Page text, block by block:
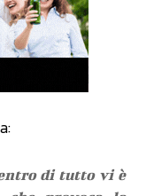
di tutto vi è